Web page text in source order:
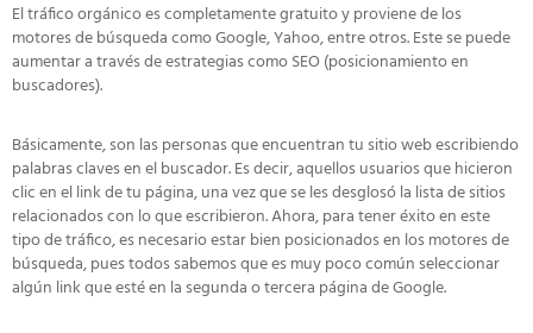
El tráfico orgánico es completamente gratuito y proviene de los
motores de búsqueda como Google, Yahoo, entre otros. Este se puede
aumentar a través de estrategias como SEO (posicionamiento en
buscadores).
Básicamente, son las personas que encuentran tu sitio web escribiendo
palabras claves en el buscador. Es decir, aquellos usuarios que hicieron
clic en el link de tu página, una vez que se les desglosó la lista de sitios
relacionados con lo que escribieron. Ahora, para tener éxito en este
tipo de tráfico, es necesario estar bien posicionados en los motores de
búsqueda, pues todos sabemos que es muy poco común seleccionar
algún link que esté en la segunda o tercera página de Google.